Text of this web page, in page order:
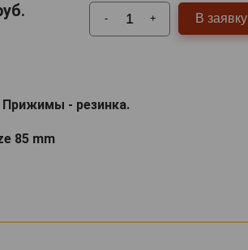
- + В заявку
Прижимы - резинка.
85 mm